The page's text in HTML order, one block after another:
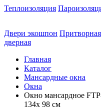
Теплоизоляция
Двери экошпон
дверная
Главная
Каталог
Мансардные окна
Окна
Окно мансардное
134х 98 см